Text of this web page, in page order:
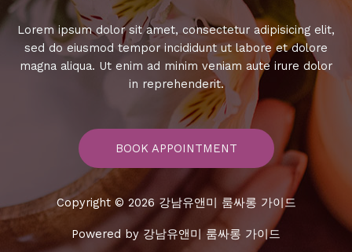
Lorem ipsum dolor sit amet, consectetur adipisicing elit,
sed do eiusmod tempor incididunt ut labore et dolore
magna aliqua. Ut enim ad minim veniam aute irure dolor
in reprehenderit.
BOOK APPOINTMENT
Copyright © 2026 강남유앤미 룸싸롱 가이드
Powered by 강남유앤미 룸싸롱 가이드